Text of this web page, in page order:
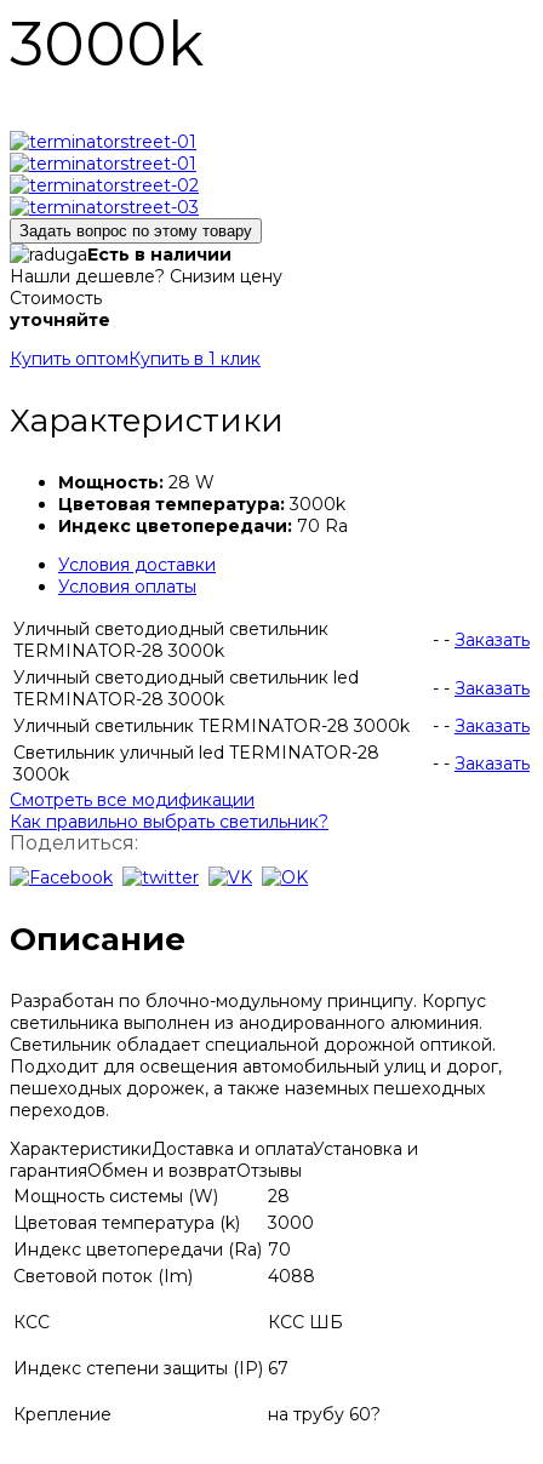
3000k
Задать вопрос по этому товару
Есть в наличии
Нашли дешевле? Снизим цену
Стоимость
уточняйте
Купить оптом Купить в 1 клик
Характеристики
Мощность: 28 W
Цветовая температура:3000k
Индекс цветопередачи: 70 Ra
Условия доставки
Условия оплаты
Уличный светодиодный светильник
TERMINATOR-28 3000k
- - Заказать
Уличный светодиодный светильник led
TERMINATOR-28 3000k
- - Заказать
Уличный светильник TERMINATOR-28 3000k
- - Заказать
Светильник уличный led TERMINATOR-28
3000k
- - Заказать
Смотреть все модификации
Как правильно выбрать светильник?
Поделиться:
Описание
Разработан по блочно-модульному принципу. Корпус
светильника выполнен из анодированного алюминия.
Светильник обладает специальной дорожной оптикой.
Подходит для освещения автомобильный улиц и дорог,
пешеходных дорожек, а также наземных пешеходных
переходов.
ХарактеристикиДоставка и оплатаУстановка и
гарантияОбмен и возвратОтзывы
Мощность системы (W)
28
Цветовая температура (k)
3000
Индекс цветопередачи (Ra) 70
Световой поток (Im)
4088
КСС КСС ШБ
Индекс степени защиты (IP) 67
Крепление на трубу 60?